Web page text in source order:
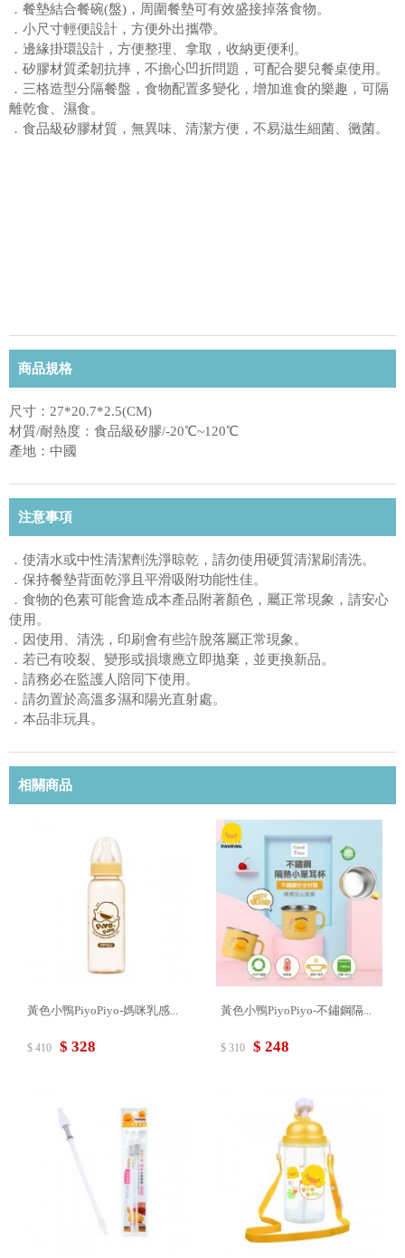
．餐墊結合餐碗(盤)，周圍餐墊可有效盛接掉落食物。
．小尺寸輕便設計，方便外出攜帶。
．邊緣掛環設計，方便整理、拿取，收納更便利。
．矽膠材質柔韌抗摔，不擔心凹折問題，可配合嬰兒餐桌使用。
．三格造型分隔餐盤，食物配置多變化，增加進食的樂趣，可隔
離乾食、濕食。
．食品級矽膠材質，無異味、清潔方便，不易滋生細菌、黴菌。
商品規格
尺寸：27*20.7*2.5(CM)
材質/耐熱度：食品級矽膠/-20℃~120℃
產地：中國
注意事項
．使清水或中性清潔劑洗淨晾乾，請勿使用硬質清潔刷清洗。
．保持餐墊背面乾淨且平滑吸附功能性佳。
．食物的色素可能會造成本產品附著顏色，屬正常現象，請安心
使用。
．因使用、清洗，印刷會有些許脫落屬正常現象。
．若已有咬裂、變形或損壞應立即拋棄，並更換新品。
．請務必在監護人陪同下使用。
．請勿置於高溫多濕和陽光直射處。
．本品非玩具。
相關商品
黃色小鴨PiyoPiyo-媽咪乳感...
$ 410 $ 328
黃色小鴨PiyoPiyo-不鏽鋼隔...
$ 310 $ 248